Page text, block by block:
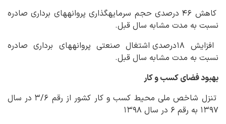
کاهش ۴۶ درصدی حجم سرمایه‏گذاری پروانه‏های برداری صادره
نسبت به مدت مشابه سال قبل.
افزایش ۱۸درصدی اشتغال صنعتی پروانه‏های برداری صادره
نسبت به مدت مشابه سال قبل.
بهبود فضای کسب و کار
تنزل شاخص ملی محیط کسب و کار کشور از رقم ۳/۶ در سال
۱۳۹۷ به رقم ۶ در سال ۱۳۹۸